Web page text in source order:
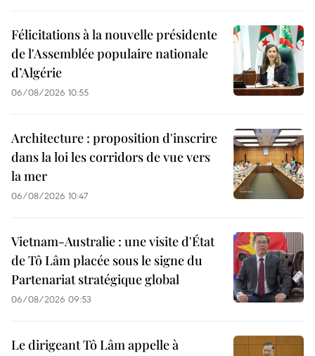
Félicitations à la nouvelle présidente
de l'Assemblée populaire nationale
d’Algérie
06/08/2026 10:55
Architecture : proposition d'inscrire
dans la loi les corridors de vue vers
la mer
06/08/2026 10:47
Vietnam-Australie : une visite d'État
de Tô Lâm placée sous le signe du
Partenariat stratégique global
06/08/2026 09:53
Le dirigeant Tô Lâm appelle à